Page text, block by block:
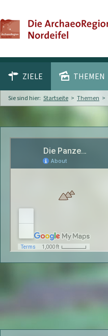
ZIELE THEMEN
Sie sind hier: Startseite Themen